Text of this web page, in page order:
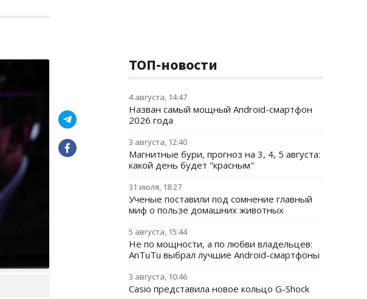
ТОП-новости
4 августа, 14:47
Назван самый мощный Android-смартфон
2026 года
3 августа, 12:40
Магнитные бури, прогноз на 3, 4, 5 августа:
какой день будет "красным"
31 июля, 18:27
Ученые поставили под сомнение главный
миф о пользе домашних животных
5 августа, 15:44
Не по мощности, а по любви владельцев:
AnTuTu выбрал лучшие Android-смартфоны
3 августа, 10:46
Casio представила новое кольцо G-Shock